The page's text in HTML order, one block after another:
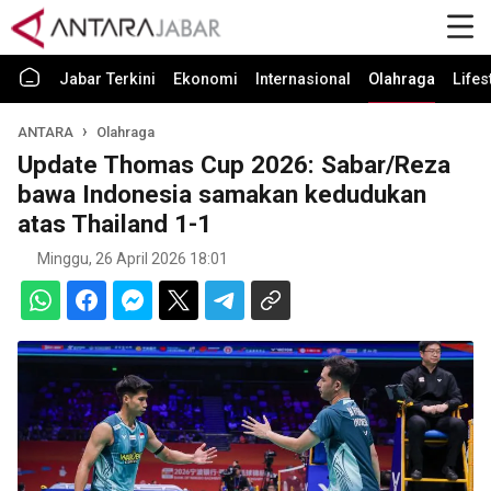
Jabar Terkini Ekonomi Internasional Olahraga
ANTARA Olahraga
Update Thomas Cup 2026: Sabar/Reza
bawa Indonesia samakan kedudukan
atas Thailand 1-1
Minggu, 26 April 2026 18:01